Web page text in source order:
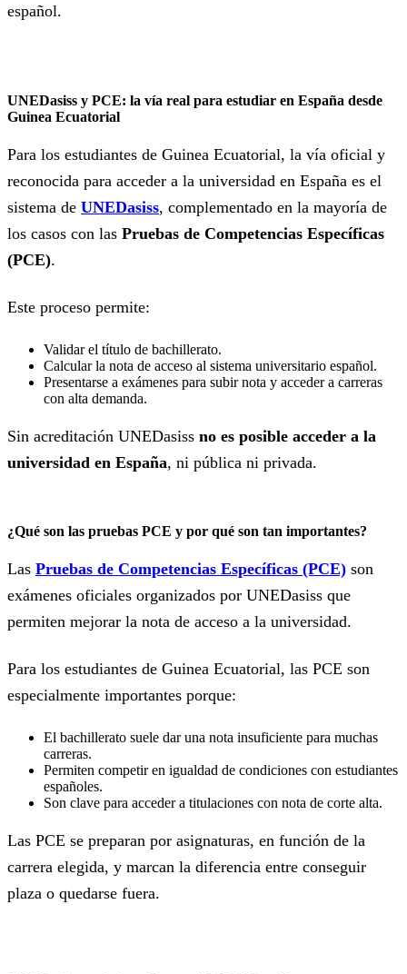
español.
UNEDasiss y PCE: la vía real para estudiar en España desde
Guinea Ecuatorial
Para los estudiantes de Guinea Ecuatorial, la vía oficial y
reconocida para acceder a la universidad en España es el
sistema de UNEDasiss, complementado en la mayoría de
los casos con las Pruebas de Competencias Específicas
(PCE).
Este proceso permite:
Validar el título de bachillerato.
Calcular la nota de acceso al sistema universitario español.
Presentarse a exámenes para subir nota y acceder a carreras
con alta demanda.
Sin acreditación UNEDasiss no es posible acceder a la
universidad en España, ni pública ni privada.
¿Qué son las pruebas PCE y por qué son tan importantes?
Las Pruebas de Competencias Específicas (PCE) son
exámenes oficiales organizados por UNEDasiss que
permiten mejorar la nota de acceso a la universidad.
Para los estudiantes de Guinea Ecuatorial, las PCE son
especialmente importantes porque:
El bachillerato suele dar una nota insuficiente para muchas
carreras.
Permiten competir en igualdad de condiciones con estudiantes
españoles.
Son clave para acceder a titulaciones con nota de corte alta.
Las PCE se preparan por asignaturas, en función de la
carrera elegida, y marcan la diferencia entre conseguir
plaza o quedarse fuera.